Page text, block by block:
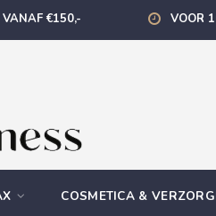
€150,- VOOR
COSMETICA &